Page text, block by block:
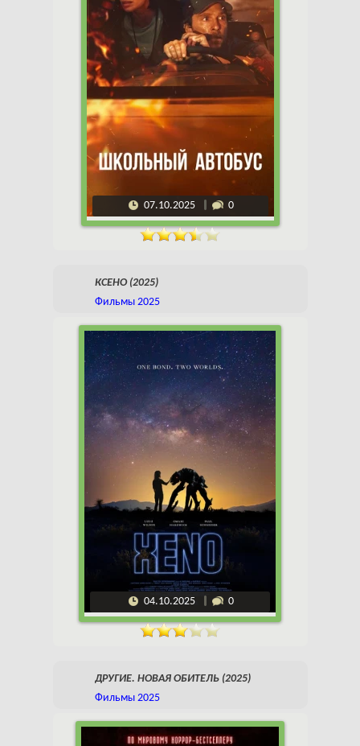
07.10.2025 0
КСЕНО (2025)
Фильмы 2025
04.10.2025 0
ДРУГИЕ. НОВАЯ ОБИТЕЛЬ (2025)
Фильмы 2025